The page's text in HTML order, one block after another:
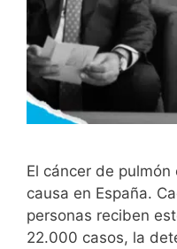
El cáncer de
causa en España.
personas reciben
22.000 casos, la